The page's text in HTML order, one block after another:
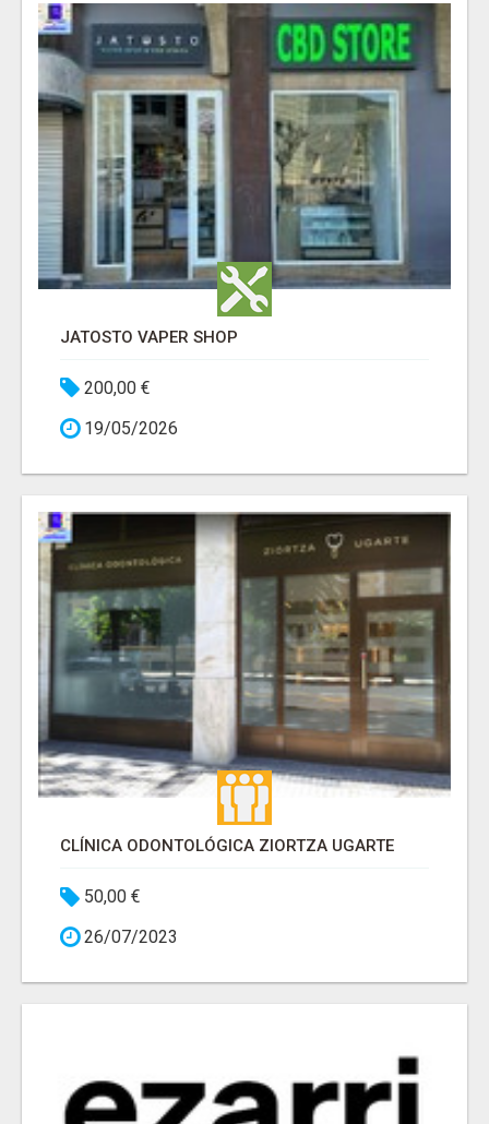
JATOSTO VAPER SHOP
200,00 €
19/05/2026
CLÍNICA ODONTOLÓGICA ZIORTZA UGARTE
50,00 €
26/07/2023